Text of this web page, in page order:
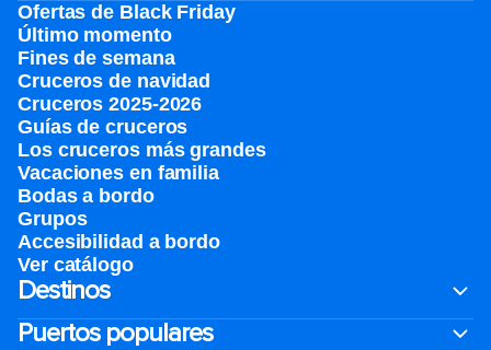
Ofertas de Black Friday
Último momento
Fines de semana
Cruceros de navidad
Cruceros 2025-2026
Guías de cruceros
Los cruceros más grandes
Vacaciones en familia
Bodas a bordo
Grupos
Accesibilidad a bordo
Ver catálogo
Destinos
Puertos populares